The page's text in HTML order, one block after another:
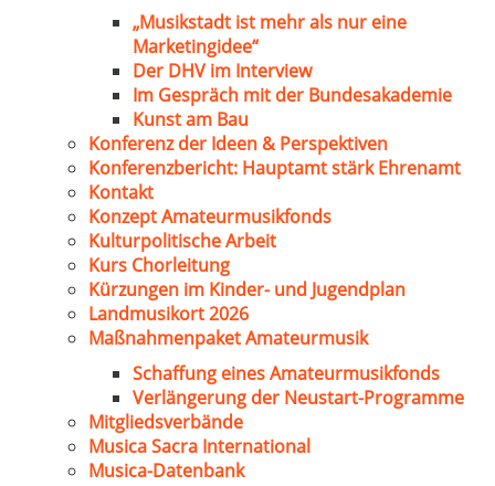
„Musikstadt ist mehr als nur eine
Marketingidee“
Der DHV im Interview
Im Gespräch mit der Bundesakademie
Kunst am Bau
Konferenz der Ideen & Perspektiven
Konferenzbericht: Hauptamt stärk Ehrenamt
Kontakt
Konzept Amateurmusikfonds
Kulturpolitische Arbeit
Kurs Chorleitung
Kürzungen im Kinder- und Jugendplan
Landmusikort 2026
Maßnahmenpaket Amateurmusik
Schaffung eines Amateurmusikfonds
Verlängerung der Neustart-Programme
Mitgliedsverbände
Musica Sacra International
Musica-Datenbank